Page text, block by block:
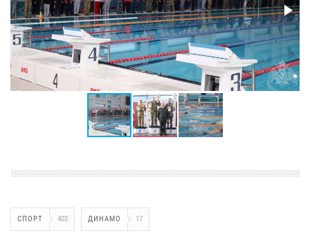
СПОРТ 403 ДИНАМО 17